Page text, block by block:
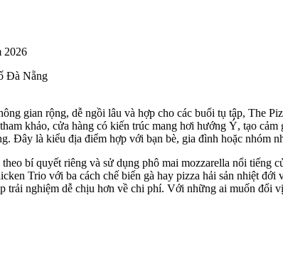
Đà Nẵng
gian rộng, dễ ngồi lâu và hợp cho các buổi tụ tập, The
khảo, cửa hàng có kiến trúc mang hơi hướng Ý, tạo
Đây là kiểu địa điểm hợp với bạn bè, gia đình hoặc nhóm
bí quyết riêng và sử dụng phô mai mozzarella nổi tiếng
Trio với ba cách chế biến gà hay pizza hải sản nhiệt
trải nghiệm dễ chịu hơn về chi phí. Với những ai muốn đổi